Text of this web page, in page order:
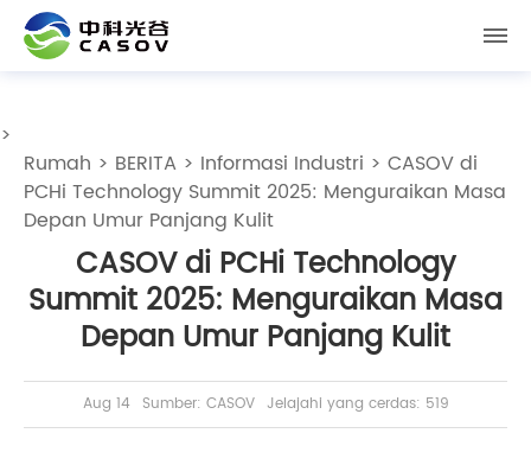
>
Rumah > BERITA > Informasi Industri > CASOV di
PCHi Technology Summit 2025: Menguraikan Masa
Depan Umur Panjang Kulit
CASOV di PCHi Technology
Summit 2025: Menguraikan Masa
Depan Umur Panjang Kulit
Aug 14 Sumber: CASOV Jelajahi yang cerdas: 519